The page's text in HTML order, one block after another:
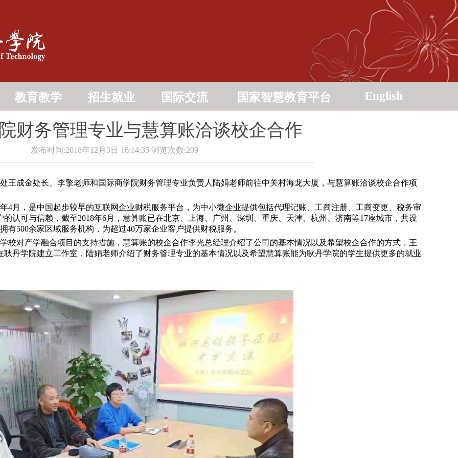
教育教学 招生就业 国际交流 国家智慧教育平台 English
财务管理专业与慧算账洽谈校企合作
发布时间:2018年12月3日 16:14:35 浏览次数:209
成金处长、李擎老师和国际商学院财务管理专业负责人陆娟老师前往中关村海龙大厦，与慧算账洽谈校企合作项
，是中国起步较早的互联网企业财税服务平台，为中小微企业提供包括代理记账、工商注册、工商变更、税务审
认可与信赖，截至2018年6月，慧算账已在北京、上海、广州、深圳、重庆、天津、杭州、济南等17座城市，共设
有500余家区域服务机构，为超过40万家企业客户提供财税服务。
对产学融合项目的支持措施，慧算账的校企合作李光总经理介绍了公司的基本情况以及希望校企合作的方式，王
丹学院建立工作室，陆娟老师介绍了财务管理专业的基本情况以及希望慧算账能为耿丹学院的学生提供更多的就业